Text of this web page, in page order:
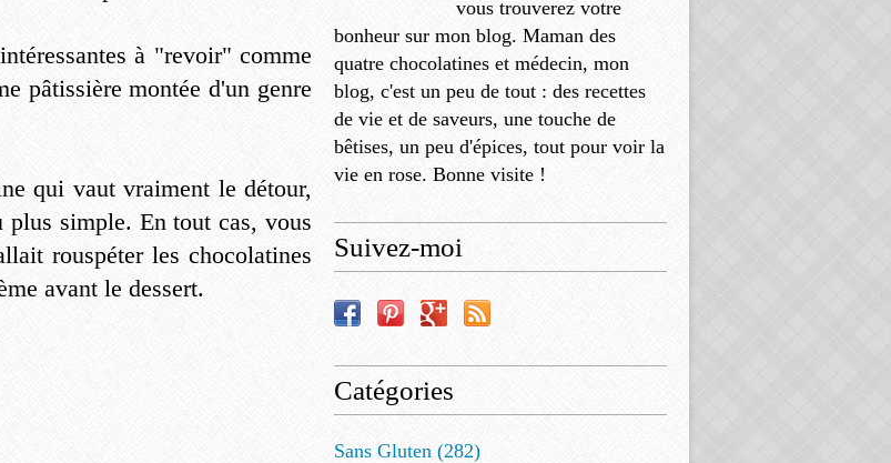
à "revoir" comme
pâtissière montée d'un genre
qui vaut vraiment le détour,
simple. En tout cas, vous
rouspéter les chocolatines
avant le dessert.
vous trouverez votre
bonheur sur mon blog. Maman des
quatre chocolatines et médecin, mon
blog, c'est un peu de tout : des recettes
de vie et de saveurs, une touche de
bêtises, un peu d'épices, tout pour voir la
vie en rose. Bonne visite !
Suivez-moi
Catégories
Sans Gluten (282)